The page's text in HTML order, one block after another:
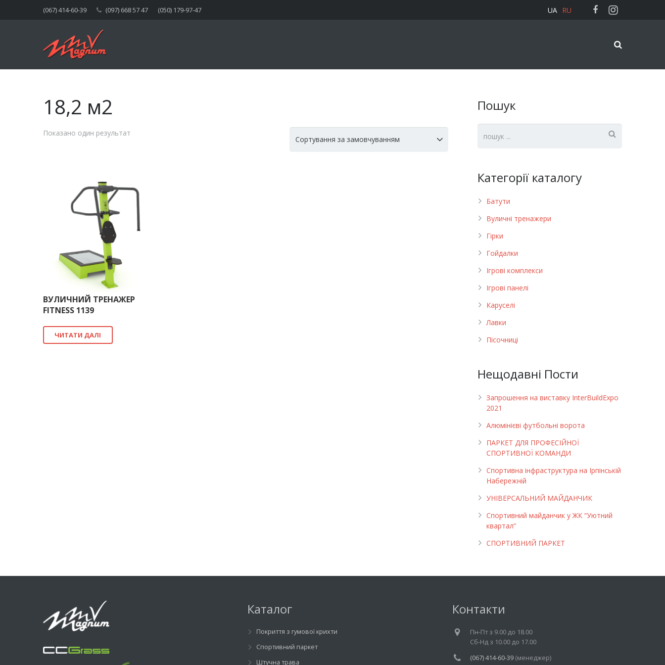
(067) 414-60-39 (097) 668 57 47 (050) 179-97-47 UA RU
18,2 м2
Показано один результат
ВУЛИЧНИЙ ТРЕНАЖЕР
FITNESS 1139
ЧИТАТИ ДАЛІ
Пошук
Категорії каталогу
Батути
Вуличні тренажери
Гірки
Гойдалки
Ігрові комплекси
Ігрові панелі
Каруселі
Лавки
Пісочниці
Нещодавні Пости
Запрошення на виставку InterBuildExpo
2021
Алюмінієві футбольні ворота
ПАРКЕТ ДЛЯ ПРОФЕСІЙНОЇ
СПОРТИВНОЇ КОМАНДИ
Спортивна інфраструктура на Ірпінській
Набережній
УНІВЕРСАЛЬНИЙ МАЙДАНЧИК
Cпортивний майданчик у ЖК “Уютний
квартал”
СПОРТИВНИЙ ПАРКЕТ
Каталог
Покриття з гумової крихти
Спортивний паркет
Штучна трава
Контакти
Пн-Пт з 9.00 до 18.00
Cб-Нд з 10.00 до 17.00
(067) 414-60-39(менеджер)